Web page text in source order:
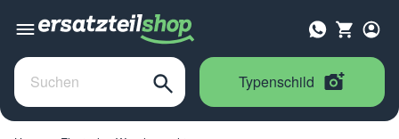
Typenschild